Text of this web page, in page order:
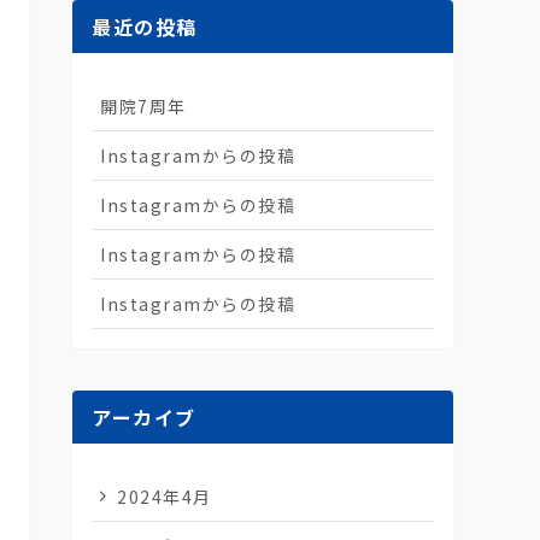
最近の投稿
開院7周年
Instagramからの投稿
Instagramからの投稿
Instagramからの投稿
Instagramからの投稿
アーカイブ
2024年4月